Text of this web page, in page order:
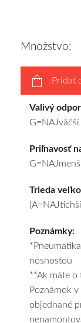
Množstvo:
Pridať
Valivý
Priľnavosť
Trieda
Poznámky:
nosnosťou
**Ak máte o
Poznámok
objednané